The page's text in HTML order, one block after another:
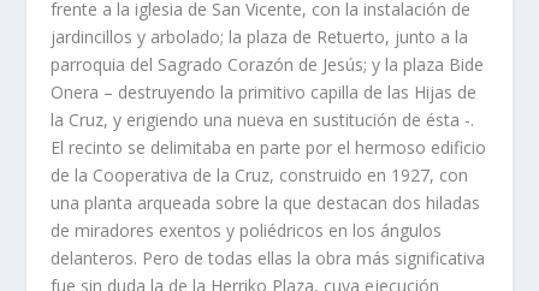
frente a la iglesia de San Vicente, con la instalación de
jardincillos y arbolado; la plaza de Retuerto, junto a la
parroquia del Sagrado Corazón de Jesús; y la plaza Bide
Onera – destruyendo la primitivo capilla de las Hijas de
la Cruz, y erigiendo una nueva en sustitución de ésta -.
El recinto se delimitaba en parte por el hermoso edificio
de la Cooperativa de la Cruz, construido en 1927, con
una planta arqueada sobre la que destacan dos hiladas
de miradores exentos y poliédricos en los ángulos
delanteros. Pero de todas ellas la obra más significativa
fue sin duda la de la Herriko Plaza, cuya ejecución